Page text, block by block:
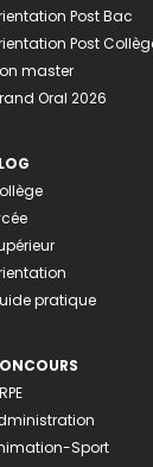
Post Bac
Post
master
Oral 2026
pratique
Sport